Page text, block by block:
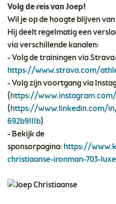
Volg de reis van Joep!
Wil je op de hoogte blijven
Hij deelt regelmatig een
via verschillende kanalen:
- Volg de trainingen via Strava:
https://www.strava.com/
- Volg zijn voortgang via
(https://
(https://www.linkedin.com/
692b9111b)
- Bekijk de
sponsorpagina: https://
christiaanse-ironman-703-